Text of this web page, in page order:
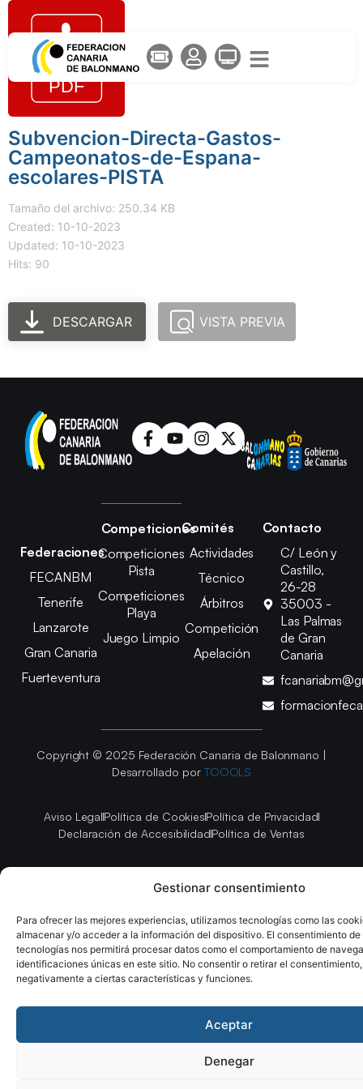
Gestionar consentimiento
Para ofrecer las mejores experiencias, utilizamos tecnologías como las
almacenar y/o acceder a la información del dispositivo. El consentimiento de
tecnologías nos permitirá procesar datos como el comportamiento de
identificaciones únicas en este sitio. No consentir o retirar el
negativamente a ciertas características y funciones.
Aceptar
Denegar
Subvencion-Directa-Gastos-
Campeonatos-de-Espana-
escolares-PISTA
Tamaño del archivo: 250.34 KB
Created: 10-10-2023
Updated: 10-10-2023
Hits: 90
DESCARGAR VISTA PREVIA
Federaciones
FECANBM
Tenerife
Lanzarote
Gran Canaria
Fuerteventura
Competiciones
Competiciones
Pista
Competiciones
Playa
Juego Limpio
Comités
Actividades
Técnico
Árbitros
Competición
Apelación
Contacto
C/ León y
Castillo,
26-28
35003 -
Las Palmas
de Gran
Canaria
Copyright © 2025 Federación Canaria de Balonmano |
Desarrollado por TOOOLS
Aviso LegalPolítica de CookiesPolítica de Privacidad
Declaración de AccesibilidadPolítica de Ventas